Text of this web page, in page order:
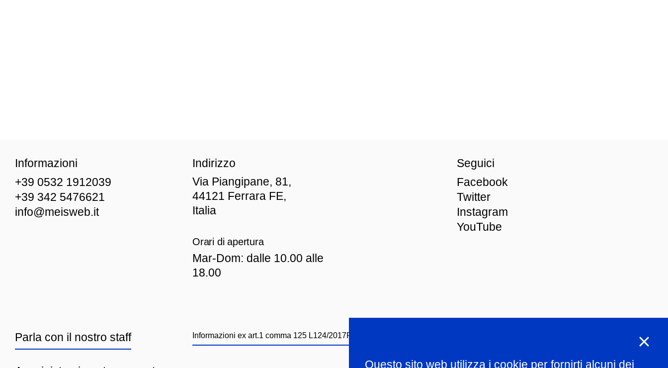
Questo sito web utilizza i cookie per fornirti alcuni dei
Informazioni
+39 0532 1912039
+39 342 5476621
info@meisweb.it
Indirizzo
Via Piangipane, 81,
44121 Ferrara FE,
Italia
Seguici
Facebook
Twitter
Instagram
YouTube
Orari di apertura
Mar-Dom: dalle 10.00 alle
18.00
Parla con il nostro staff Informazioni ex art.1 comma 125 L124/2017Privacy policy